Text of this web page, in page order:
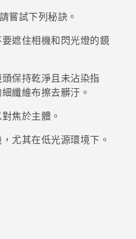
嘗試下列秘訣。
遮住相機和閃光燈的鏡
保持乾淨且未沾染指
纖維布擦去髒汙。
焦於主體。
尤其在低光源環境下。